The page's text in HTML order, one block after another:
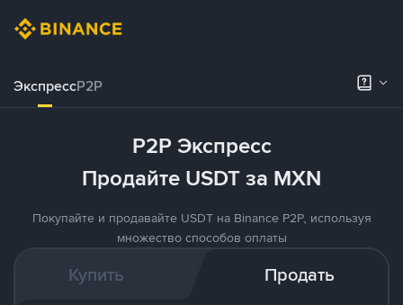
ЭкспрессP2P
P2P Экспресс
Продайте USDT за MXN
Покупайте и продавайте USDT на Binance P2P, используя
множество способов оплаты
Купить Продать